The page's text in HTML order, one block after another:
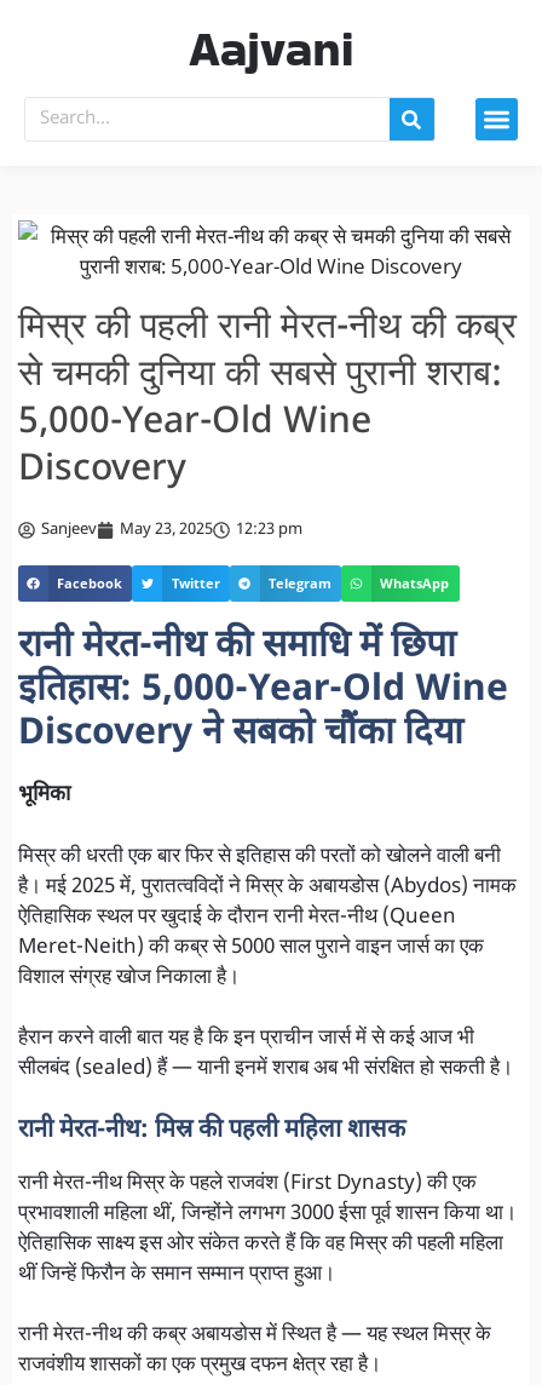
Aajvani
मिस्र की पहली रानी मेरत-नीथ की कब्र
से चमकी दुनिया की सबसे पुरानी शराब:
5,000-Year-Old Wine
Discovery
Sanjeev May 23, 2025 12:23 pm
Facebook Twitter Telegram WhatsApp
रानी मेरत-नीथ की समाधि में छिपा
इतिहास: 5,000-Year-Old Wine
Discovery ने सबको चौंका दिया
भूमिका
मिस्र की धरती एक बार फिर से इतिहास की परतों को खोलने वाली बनी
है। मई 2025 में, पुरातत्वविदों ने मिस्र के अबायडोस (Abydos) नामक
ऐतिहासिक स्थल पर खुदाई के दौरान रानी मेरत-नीथ (Queen
Meret-Neith) की कब्र से 5000 साल पुराने वाइन जार्स का एक
विशाल संग्रह खोज निकाला है।
हैरान करने वाली बात यह है कि इन प्राचीन जार्स में से कई आज भी
सीलबंद (sealed) हैं — यानी इनमें शराब अब भी संरक्षित हो सकती है।
रानी मेरत-नीथ: मिस्र की पहली महिला शासक
रानी मेरत-नीथ मिस्र के पहले राजवंश (First Dynasty) की एक
प्रभावशाली महिला थीं, जिन्होंने लगभग 3000 ईसा पूर्व शासन किया था।
ऐतिहासिक साक्ष्य इस ओर संकेत करते हैं कि वह मिस्र की पहली महिला
थीं जिन्हें फिरौन के समान सम्मान प्राप्त हुआ।
रानी मेरत-नीथ की कब्र अबायडोस में स्थित है — यह स्थल मिस्र के
राजवंशीय शासकों का एक प्रमुख दफन क्षेत्र रहा है।